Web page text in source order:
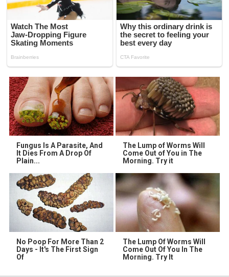
Fungus Is A Parasite, And
It Dies From A Drop Of
Plain...
The Lump of Worms Will
Come Out of You in The
Morning. Try it
No Poop For More Than 2
Days - It's The First Sign
Of
The Lump Of Worms Will
Come Out Of You In The
Morning. Try It